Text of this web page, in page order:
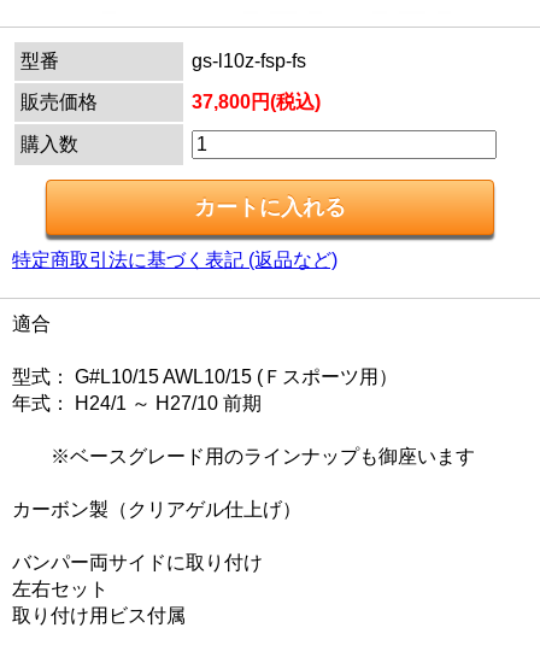
型番
gs-l10z-fsp-fs
販売価格
37,800円(税込)
購入数
特定商取引法に基づく表記 (返品など)
適合
型式： G#L10/15 AWL10/15 (Ｆスポーツ用）
年式： H24/1 ～ H27/10 前期
※ベースグレード用のラインナップも御座います
カーボン製（クリアゲル仕上げ）
バンパー両サイドに取り付け
左右セット
取り付け用ビス付属